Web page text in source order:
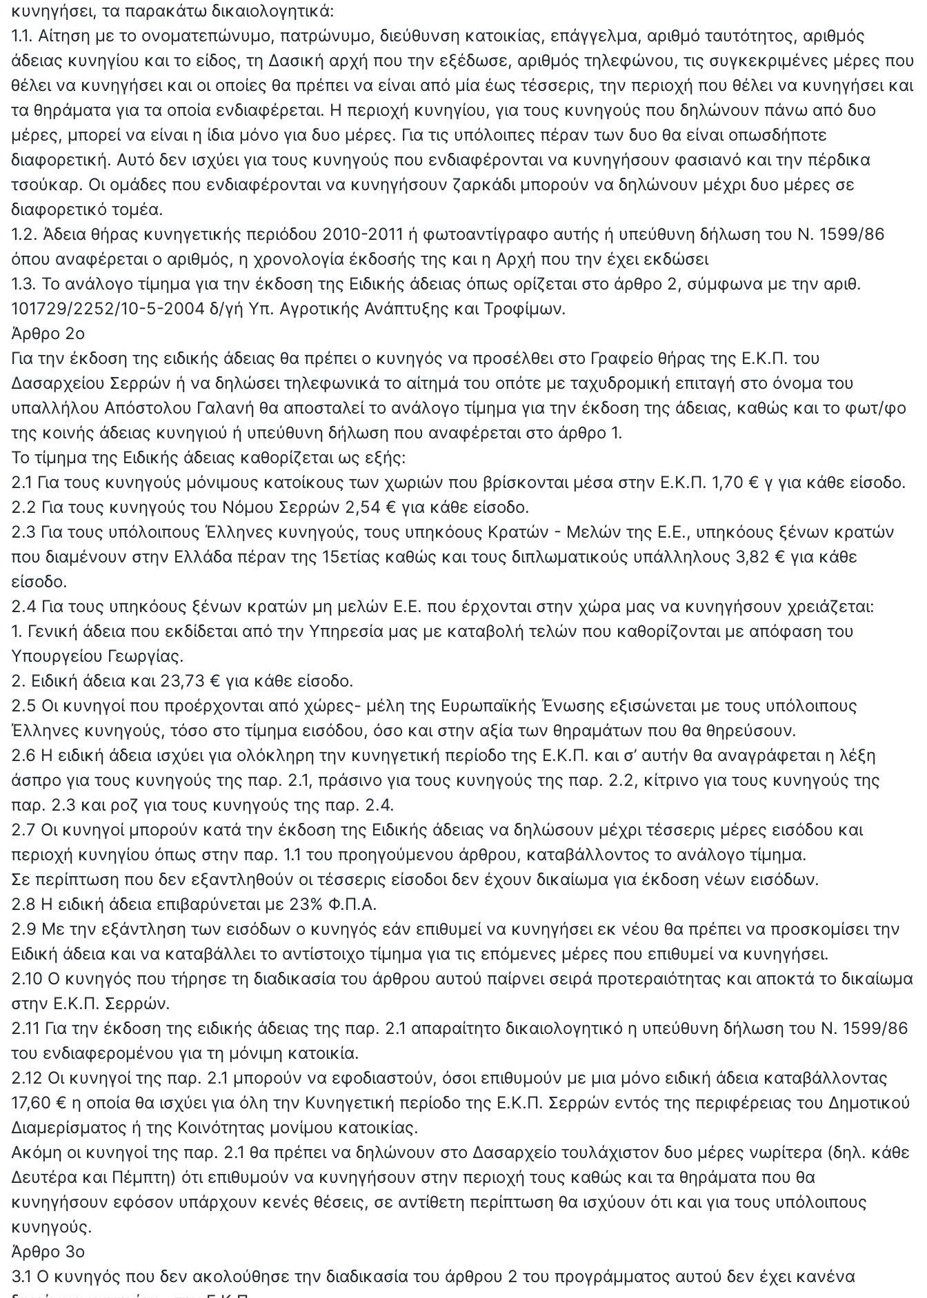
κυνηγήσει, τα παρακάτω δικαιολογητικά:
1.1. Αίτηση με το ονοματεπώνυμο, πατρώνυμο, διεύθυνση κατοικίας, επάγγελμα, αριθμό ταυτότητος, αριθμός
άδειας κυνηγίου και το είδος, τη Δασική αρχή που την εξέδωσε, αριθμός τηλεφώνου, τις συγκεκριμένες μέρες που
θέλει να κυνηγήσει και οι οποίες θα πρέπει να είναι από μία έως τέσσερις, την περιοχή που θέλει να κυνηγήσει και
τα θηράματα για τα οποία ενδιαφέρεται. Η περιοχή κυνηγίου, για τους κυνηγούς που δηλώνουν πάνω από δυο
μέρες, μπορεί να είναι η ίδια μόνο για δυο μέρες. Για τις υπόλοιπες πέραν των δυο θα είναι οπωσδήποτε
διαφορετική. Αυτό δεν ισχύει για τους κυνηγούς που ενδιαφέρονται να κυνηγήσουν φασιανό και την πέρδικα
τσούκαρ. Οι ομάδες που ενδιαφέρονται να κυνηγήσουν ζαρκάδι μπορούν να δηλώνουν μέχρι δυο μέρες σε
διαφορετικό τομέα.
1.2. Άδεια θήρας κυνηγετικής περιόδου 2010-2011 ή φωτοαντίγραφο αυτής ή υπεύθυνη δήλωση του Ν. 1599/86
όπου αναφέρεται ο αριθμός, η χρονολογία έκδοσής της και η Αρχή που την έχει εκδώσει
1.3. Το ανάλογο τίμημα για την έκδοση της Ειδικής άδειας όπως ορίζεται στο άρθρο 2, σύμφωνα με την αριθ.
101729/2252/10-5-2004 δ/γή Υπ. Αγροτικής Ανάπτυξης και Τροφίμων.
Άρθρο 2ο
Για την έκδοση της ειδικής άδειας θα πρέπει ο κυνηγός να προσέλθει στο Γραφείο θήρας της Ε.Κ.Π. του
Δασαρχείου Σερρών ή να δηλώσει τηλεφωνικά το αίτημά του οπότε με ταχυδρομική επιταγή στο όνομα του
υπαλλήλου Απόστολου Γαλανή θα αποσταλεί το ανάλογο τίμημα για την έκδοση της άδειας, καθώς και το φωτ/φο
της κοινής άδειας κυνηγιού ή υπεύθυνη δήλωση που αναφέρεται στο άρθρο 1.
Το τίμημα της Ειδικής άδειας καθορίζεται ως εξής:
2.1 Για τους κυνηγούς μόνιμους κατοίκους των χωριών που βρίσκονται μέσα στην Ε.Κ.Π. 1,70 € γ για κάθε είσοδο.
2.2 Για τους κυνηγούς του Νόμου Σερρών 2,54 € για κάθε είσοδο.
2.3 Για τους υπόλοιπους Έλληνες κυνηγούς, τους υπηκόους Κρατών - Μελών της Ε.Ε., υπηκόους ξένων κρατών
που διαμένουν στην Ελλάδα πέραν της 15ετίας καθώς και τους διπλωματικούς υπάλληλους 3,82 € για κάθε
είσοδο.
2.4 Για τους υπηκόους ξένων κρατών μη μελών Ε.Ε. που έρχονται στην χώρα μας να κυνηγήσουν χρειάζεται:
1. Γενική άδεια που εκδίδεται από την Υπηρεσία μας με καταβολή τελών που καθορίζονται με απόφαση του
Υπουργείου Γεωργίας.
2. Ειδική άδεια και 23,73 € για κάθε είσοδο.
2.5 Οι κυνηγοί που προέρχονται από χώρες- μέλη της Ευρωπαϊκής Ένωσης εξισώνεται με τους υπόλοιπους
Έλληνες κυνηγούς, τόσο στο τίμημα εισόδου, όσο και στην αξία των θηραμάτων που θα θηρεύσουν.
2.6 Η ειδική άδεια ισχύει για ολόκληρη την κυνηγετική περίοδο της Ε.Κ.Π. και σ’ αυτήν θα αναγράφεται η λέξη
άσπρο για τους κυνηγούς της παρ. 2.1, πράσινο για τους κυνηγούς της παρ. 2.2, κίτρινο για τους κυνηγούς της
παρ. 2.3 και ροζ για τους κυνηγούς της παρ. 2.4.
2.7 Οι κυνηγοί μπορούν κατά την έκδοση της Ειδικής άδειας να δηλώσουν μέχρι τέσσερις μέρες εισόδου και
περιοχή κυνηγίου όπως στην παρ. 1.1 του προηγούμενου άρθρου, καταβάλλοντος το ανάλογο τίμημα.
Σε περίπτωση που δεν εξαντληθούν οι τέσσερις είσοδοι δεν έχουν δικαίωμα για έκδοση νέων εισόδων.
2.8 Η ειδική άδεια επιβαρύνεται με 23% Φ.Π.Α.
2.9 Με την εξάντληση των εισόδων ο κυνηγός εάν επιθυμεί να κυνηγήσει εκ νέου θα πρέπει να προσκομίσει την
Ειδική άδεια και να καταβάλλει το αντίστοιχο τίμημα για τις επόμενες μέρες που επιθυμεί να κυνηγήσει.
2.10 Ο κυνηγός που τήρησε τη διαδικασία του άρθρου αυτού παίρνει σειρά προτεραιότητας και αποκτά το δικαίωμα
στην Ε.Κ.Π. Σερρών.
2.11 Για την έκδοση της ειδικής άδειας της παρ. 2.1 απαραίτητο δικαιολογητικό η υπεύθυνη δήλωση του Ν. 1599/86
του ενδιαφερομένου για τη μόνιμη κατοικία.
2.12 Οι κυνηγοί της παρ. 2.1 μπορούν να εφοδιαστούν, όσοι επιθυμούν με μια μόνο ειδική άδεια καταβάλλοντας
17,60 € η οποία θα ισχύει για όλη την Κυνηγετική περίοδο της Ε.Κ.Π. Σερρών εντός της περιφέρειας του Δημοτικού
Διαμερίσματος ή της Κοινότητας μονίμου κατοικίας.
Ακόμη οι κυνηγοί της παρ. 2.1 θα πρέπει να δηλώνουν στο Δασαρχείο τουλάχιστον δυο μέρες νωρίτερα (δηλ. κάθε
Δευτέρα και Πέμπτη) ότι επιθυμούν να κυνηγήσουν στην περιοχή τους καθώς και τα θηράματα που θα
κυνηγήσουν εφόσον υπάρχουν κενές θέσεις, σε αντίθετη περίπτωση θα ισχύουν ότι και για τους υπόλοιπους
κυνηγούς.
Άρθρο 3ο
3.1 Ο κυνηγός που δεν ακολούθησε την διαδικασία του άρθρου 2 του προγράμματος αυτού δεν έχει κανένα